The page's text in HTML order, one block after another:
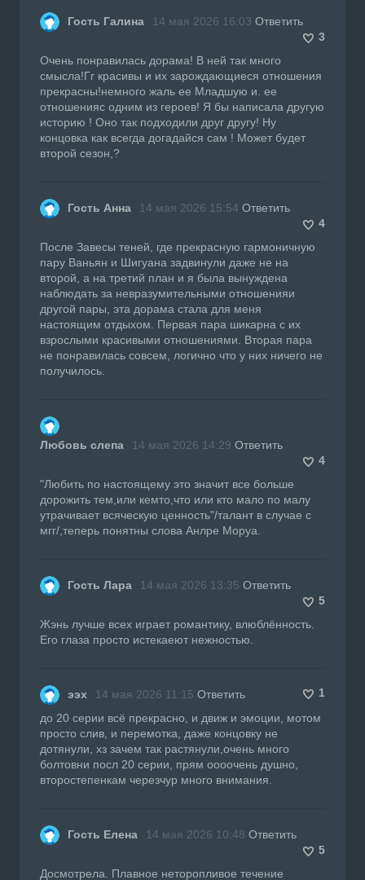
Гость Галина 14 мая 2026 16:03 Ответить
3
Очень понравилась дорама! В ней так много
смысла!Гг красивы и их зарождающиеся отношения
прекрасны!немного жаль ее Младшую и. ее
отношенияс одним из героев! Я бы написала другую
историю ! Оно так подходили друг другу! Ну
концовка как всегда догадайся сам ! Может будет
второй сезон,?
Гость Анна 14 мая 2026 15:54 Ответить
4
После Завесы теней, где прекрасную гармоничную
пару Ваньян и Шигуана задвинули даже не на
второй, а на третий план и я была вынуждена
наблюдать за невразумительными отношенияи
другой пары, эта дорама стала для меня
настоящим отдыхом. Первая пара шикарна с их
взрослыми красивыми отношениями. Вторая пара
не понравилась совсем, логично что у них ничего не
получилось.
Любовь слепа 14 мая 2026 14:29 Ответить
4
"Любить по настоящему это значит все больше
дорожить тем,или кемто,что или кто мало по малу
утрачивает всяческую ценность"/талант в случае с
мгг/,теперь понятны слова Анлре Моруа.
Гость Лара 14 мая 2026 13:35 Ответить
5
Жэнь лучше всех играет романтику, влюблённость.
Его глаза просто истекаеют нежностью.
ээх 14 мая 2026 11:15 Ответить
1
до 20 серии всё прекрасно, и движ и эмоции, мотом
просто слив, и перемотка, даже концовку не
дотянули, хз зачем так растянули,очень много
болтовни посл 20 серии, прям оооочень душно,
второстепенкам черезчур много внимания.
Гость Елена 14 мая 2026 10:48 Ответить
5
Досмотрела. Плавное неторопливое течение